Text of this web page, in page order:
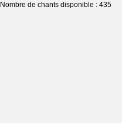
Nombre de chants disponible : 435